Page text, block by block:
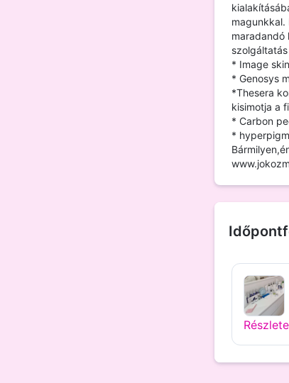
magunkkal.
maradandó
* Image
* Genosys
*Thesera
kisimotja a
* Carbon
*